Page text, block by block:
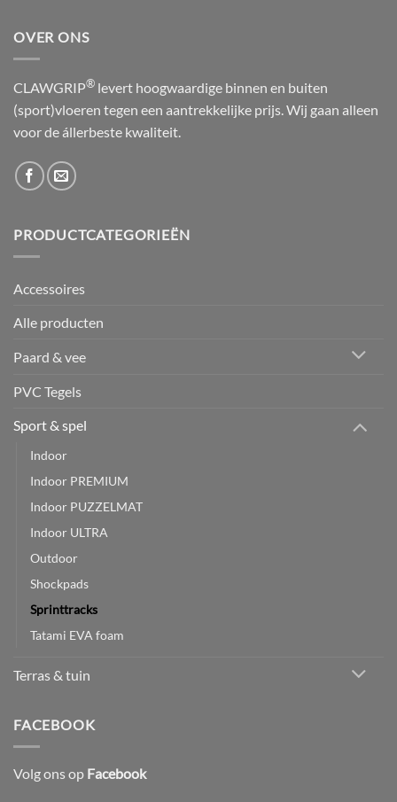
OVER ONS
CLAWGRIP® levert hoogwaardige binnen en buiten
(sport)vloeren tegen een aantrekkelijke prijs. Wij gaan alleen
voor de állerbeste kwaliteit.
PRODUCTCATEGORIEËN
Accessoires
Alle producten
Paard & vee
PVC Tegels
Sport & spel
Indoor
Indoor PREMIUM
Indoor PUZZELMAT
Indoor ULTRA
Outdoor
Shockpads
Sprinttracks
Tatami EVA foam
Terras & tuin
FACEBOOK
Volg ons op Facebook